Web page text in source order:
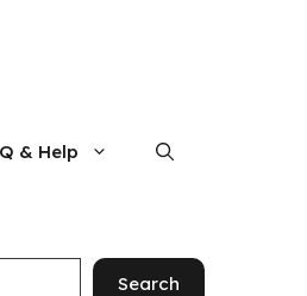
& Help
Search